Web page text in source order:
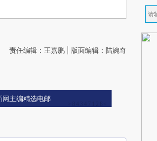
责任编辑：王嘉鹏 | 版面编辑：陆婉奇
网主编精选电邮